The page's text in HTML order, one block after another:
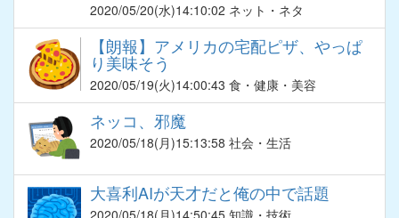
2020/05/20(水)14:10:02 ネット・ネタ
【朗報】アメリカの宅配ピザ、やっぱ
り美味そう
2020/05/19(火)14:00:43 食・健康・美容
ネッコ、邪魔
2020/05/18(月)15:13:58 社会・生活
大喜利AIが天才だと俺の中で話題
2020/05/18(月)14:50:45 知識・技術